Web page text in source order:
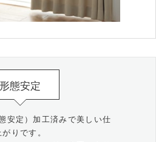
形態安定
安定）加工済みで美しい仕
がりです。